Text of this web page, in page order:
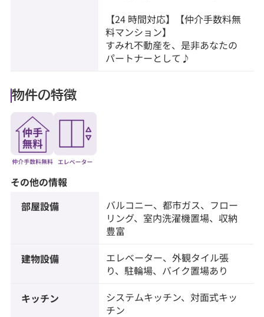
【24 時間対応】【仲介手数料無
料マンション】
すみれ不動産を、是非あなたの
パートナーとして♪
物件の特徴
その他の情報
部屋設備
バルコニー、都市ガス、フロー
リング、室内洗濯機置場、収納
豊富
建物設備
エレベーター、外観タイル張
り、駐輪場、バイク置場あり
キッチン
システムキッチン、対面式キッ
チン